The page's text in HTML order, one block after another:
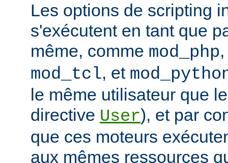
Les options de scripting
s'exécutent en tant que
même, comme mod_php
mod_tcl, et
le même utilisateur que
directive User), et par
que ces moteurs
aux mêmes ressources